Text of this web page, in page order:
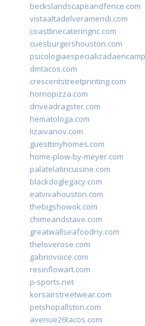
beckslandscapeandfence.com
vistaaltadelveramendi.com
coastlinecateringnc.com
cuesburgershouston.com
dmtacos.com
crescentstreetprinting.com
hornopizza.com
driveadragster.com
hematologa.com
lizaivanov.com
guesttinyhomes.com
home-plow-by-meyer.com
palatelatincuisine.com
blackdoglegacy.com
eatvivahouston.com
thebigshowok.com
chimeandstave.com
greatwallseafoodny.com
theloverose.com
gabriovoice.com
resinflowart.com
p-sports.net
korsairstreetwear.com
petshopallston.com
avenue26tacos.com